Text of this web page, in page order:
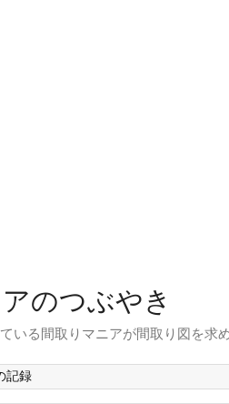
のつぶやき
いる間取りマニアが間取り図を求
記録